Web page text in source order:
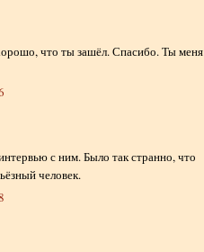
что ты зашёл. Спасибо. Ты меня
с ним. Было так странно, что
человек.